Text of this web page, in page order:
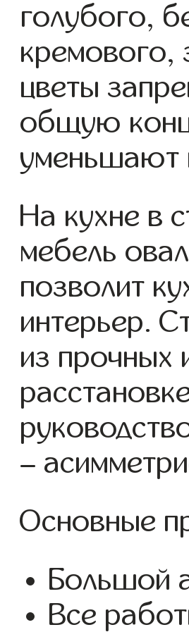
голубого,
кремового,
цветы
общую
уменьшают
На кухне в
мебель
позволит
интерьер.
из прочных
–
Основные
Большой
Все